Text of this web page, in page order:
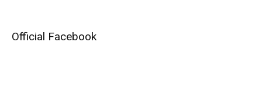
Official Facebook